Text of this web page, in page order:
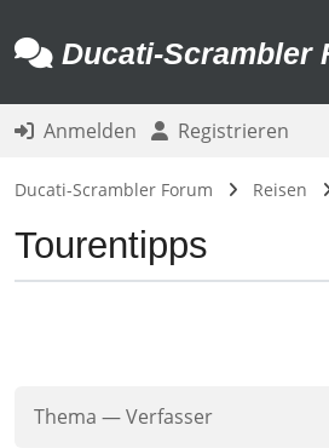
Ducati-Scrambler
Anmelden Registrieren
Ducati-Scrambler Forum Reisen
Tourentipps
Thema —Verfasser